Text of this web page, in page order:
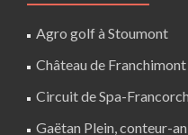
Agro golf à Stoumont
Château de Franchimont
Circuit de Spa-
Gaëtan Plein, conteur-